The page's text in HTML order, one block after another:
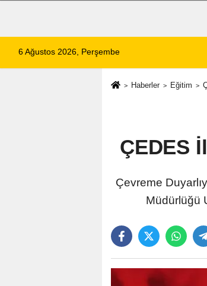
6 Ağustos 2026, Perşembe
Haberler Eğitim
ÇEDES
Çevreme
Müdürlüğü